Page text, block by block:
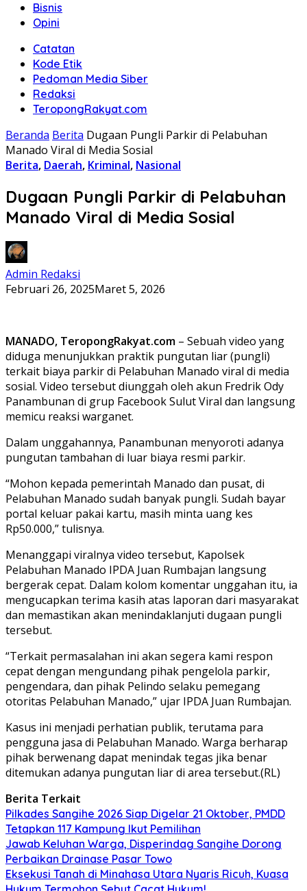
Bisnis
Opini
Catatan
Kode Etik
Pedoman Media Siber
Redaksi
TeropongRakyat.com
Beranda Berita Dugaan Pungli Parkir di Pelabuhan
Manado Viral di Media Sosial
Berita, Daerah, Kriminal, Nasional
Dugaan Pungli Parkir di Pelabuhan
Manado Viral di Media Sosial
Admin Redaksi
Februari 26, 2025Maret 5, 2026
MANADO, TeropongRakyat.com – Sebuah video yang
diduga menunjukkan praktik pungutan liar (pungli)
terkait biaya parkir di Pelabuhan Manado viral di media
sosial. Video tersebut diunggah oleh akun Fredrik Ody
Panambunan di grup Facebook Sulut Viral dan langsung
memicu reaksi warganet.
Dalam unggahannya, Panambunan menyoroti adanya
pungutan tambahan di luar biaya resmi parkir.
“Mohon kepada pemerintah Manado dan pusat, di
Pelabuhan Manado sudah banyak pungli. Sudah bayar
portal keluar pakai kartu, masih minta uang kes
Rp50.000,” tulisnya.
Menanggapi viralnya video tersebut, Kapolsek
Pelabuhan Manado IPDA Juan Rumbajan langsung
bergerak cepat. Dalam kolom komentar unggahan itu, ia
mengucapkan terima kasih atas laporan dari masyarakat
dan memastikan akan menindaklanjuti dugaan pungli
tersebut.
“Terkait permasalahan ini akan segera kami respon
cepat dengan mengundang pihak pengelola parkir,
pengendara, dan pihak Pelindo selaku pemegang
otoritas Pelabuhan Manado,” ujar IPDA Juan Rumbajan.
Kasus ini menjadi perhatian publik, terutama para
pengguna jasa di Pelabuhan Manado. Warga berharap
pihak berwenang dapat menindak tegas jika benar
ditemukan adanya pungutan liar di area tersebut.(RL)
Berita Terkait
Pilkades Sangihe 2026 Siap Digelar 21 Oktober, PMDD
Tetapkan 117 Kampung Ikut Pemilihan
Jawab Keluhan Warga, Disperindag Sangihe Dorong
Perbaikan Drainase Pasar Towo
Eksekusi Tanah di Minahasa Utara Nyaris Ricuh, Kuasa